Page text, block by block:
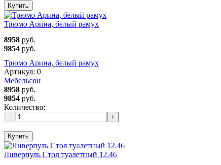
Купить
Трюмо Арина, белый рамух
8958 руб.
9854 руб.
Трюмо Арина, белый рамух
Артикул: 0
Мебельсон
8958 руб.
9854 руб.
Количество:
− +
Купить
Ливерпуль Стол туалетный 12.46